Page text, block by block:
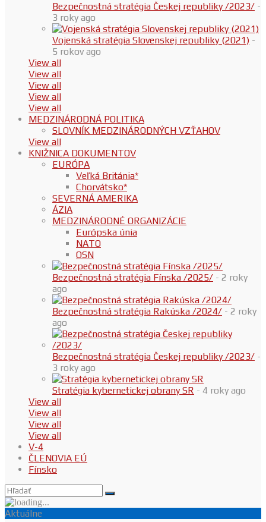
Bezpečnostná stratégia Českej republiky /2023/ -
3 roky ago
Vojenská stratégia Slovenskej republiky (2021) -
5 rokov ago
View all
View all
View all
View all
View all
MEDZINÁRODNÁ POLITIKA
SLOVNÍK MEDZINÁRODNÝCH VZŤAHOV
View all
KNIŽNICA DOKUMENTOV
EURÓPA
Veľká Británia*
Chorvátsko*
SEVERNÁ AMERIKA
ÁZIA
MEDZINÁRODNÉ ORGANIZÁCIE
Európska únia
NATO
OSN
Bezpečnostná stratégia Fínska /2025/ - 2 roky
ago
Bezpečnostná stratégia Rakúska /2024/ - 2 roky
ago
Bezpečnostná stratégia Českej republiky /2023/ -
3 roky ago
Stratégia kybernetickej obrany SR - 4 roky ago
View all
View all
View all
View all
V-4
ČLENOVIA EÚ
Fínsko
Aktuálne